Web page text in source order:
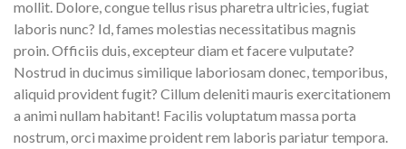
mollit. Dolore, congue tellus risus pharetra ultricies, fugiat
laboris nunc? Id, fames molestias necessitatibus magnis
proin. Officiis duis, excepteur diam et facere vulputate?
Nostrud in ducimus similique laboriosam donec, temporibus,
aliquid provident fugit? Cillum deleniti mauris exercitationem
a animi nullam habitant! Facilis voluptatum massa porta
nostrum, orci maxime proident rem laboris pariatur tempora.